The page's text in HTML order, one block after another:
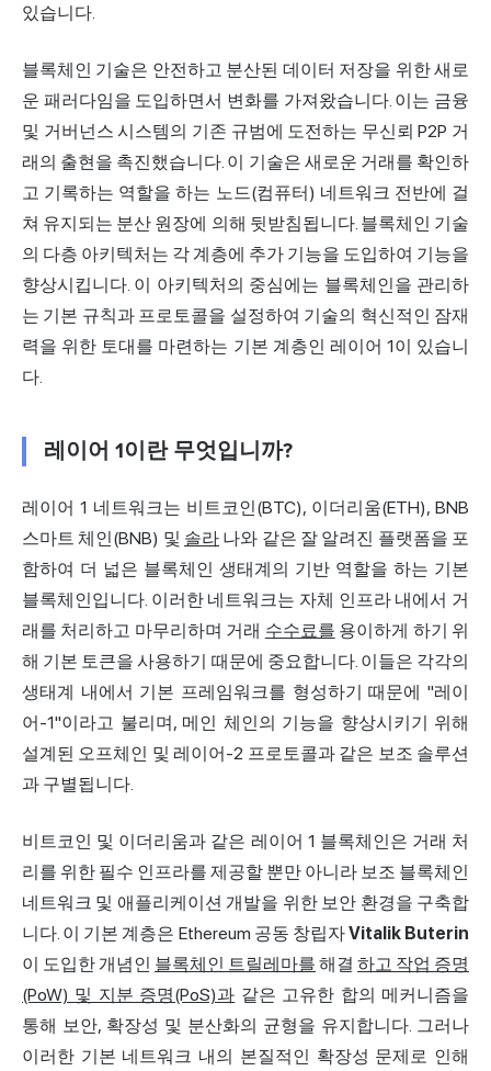
있습니다.
블록체인 기술은 안전하고 분산된 데이터 저장을 위한 새로
운 패러다임을 도입하면서 변화를 가져왔습니다. 이는 금융
및 거버넌스 시스템의 기존 규범에 도전하는 무신뢰 P2P 거
래의 출현을 촉진했습니다. 이 기술은 새로운 거래를 확인하
고 기록하는 역할을 하는 노드(컴퓨터) 네트워크 전반에 걸
쳐 유지되는 분산 원장에 의해 뒷받침됩니다. 블록체인 기술
의 다층 아키텍처는 각 계층에 추가 기능을 도입하여 기능을
향상시킵니다. 이 아키텍처의 중심에는 블록체인을 관리하
는 기본 규칙과 프로토콜을 설정하여 기술의 혁신적인 잠재
력을 위한 토대를 마련하는 기본 계층인 레이어 1이 있습니
다.
레이어 1이란 무엇입니까?
레이어 1 네트워크는 비트코인(BTC), 이더리움(ETH), BNB
스마트 체인(BNB) 및 솔라 나와 같은 잘 알려진 플랫폼을 포
함하여 더 넓은 블록체인 생태계의 기반 역할을 하는 기본
블록체인입니다. 이러한 네트워크는 자체 인프라 내에서 거
래를 처리하고 마무리하며 거래 수수료를 용이하게 하기 위
해 기본 토큰을 사용하기 때문에 중요합니다. 이들은 각각의
생태계 내에서 기본 프레임워크를 형성하기 때문에 "레이
어-1"이라고 불리며, 메인 체인의 기능을 향상시키기 위해
설계된 오프체인 및 레이어-2 프로토콜과 같은 보조 솔루션
과 구별됩니다.
비트코인 및 이더리움과 같은 레이어 1 블록체인은 거래 처
리를 위한 필수 인프라를 제공할 뿐만 아니라 보조 블록체인
네트워크 및 애플리케이션 개발을 위한 보안 환경을 구축합
니다. 이 기본 계층은 Ethereum 공동 창립자Vitalik Buterin
이 도입한 개념인 블록체인 트릴레마를 해결 하고 작업 증명
(PoW) 및 지분 증명(PoS)과 같은 고유한 합의 메커니즘을
통해 보안, 확장성 및 분산화의 균형을 유지합니다. 그러나
이러한 기본 네트워크 내의 본질적인 확장성 문제로 인해